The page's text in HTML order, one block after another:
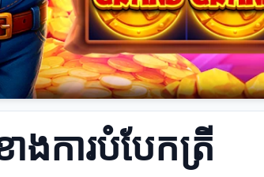
ងការបំបែកត្រី